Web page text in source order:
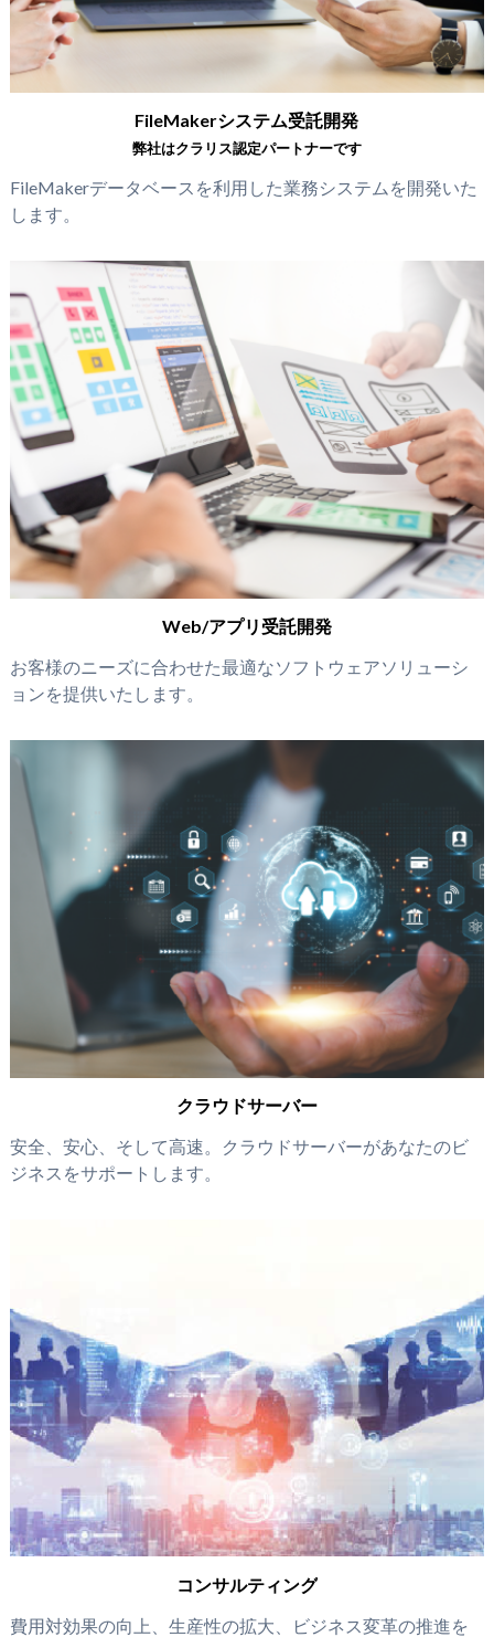
FileMakerシステム受託開発
弊社はクラリス認定パートナーです
FileMakerデータベースを利用した業務システムを開発いた
します。
Web/アプリ受託開発
お客様のニーズに合わせた最適なソフトウェアソリューシ
ョンを提供いたします。
クラウドサーバー
安全、安心、そして高速。クラウドサーバーがあなたのビ
ジネスをサポートします。
コンサルティング
費用対効果の向上、生産性の拡大、ビジネス変革の推進を